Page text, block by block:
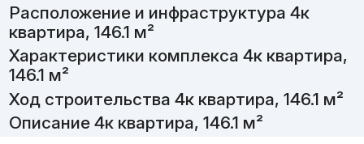
Расположение и инфраструктура 4к
квартира, 146.1 м²
Характеристики комплекса 4к квартира,
146.1 м²
Ход строительства 4к квартира, 146.1 м²
Описание 4к квартира, 146.1 м²